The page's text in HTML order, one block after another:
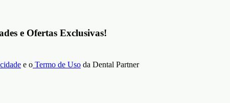
e Ofertas Exclusivas!
e o Termo de Uso da Dental Partner